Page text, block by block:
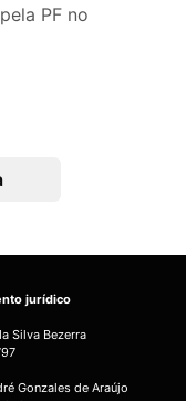
PF no
jurídico
Silva Bezerra
Gonzales de Araújo